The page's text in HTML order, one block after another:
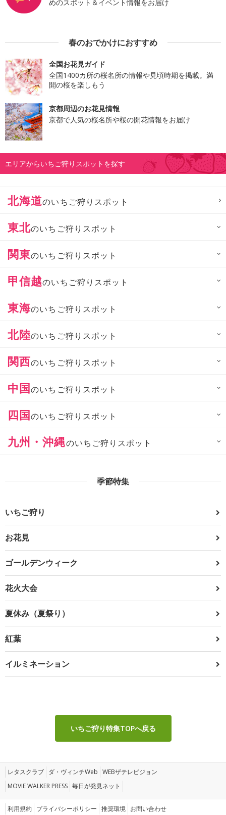
めのスポット＆イベント情報をお届け
春のおでかけにおすすめ
全国お花見ガイド
全国1400カ所の桜名所の情報や見頃時期を掲載。満
開の桜を楽しもう
京都周辺のお花見情報
京都で人気の桜名所や桜の開花情報をお届け
エリアからいちご狩りスポットを探す
北海道のいちご狩りスポット
東北のいちご狩りスポット
関東のいちご狩りスポット
甲信越のいちご狩りスポット
東海のいちご狩りスポット
北陸のいちご狩りスポット
関西のいちご狩りスポット
中国のいちご狩りスポット
四国のいちご狩りスポット
九州・沖縄のいちご狩りスポット
季節特集
いちご狩り
お花見
ゴールデンウィーク
花火大会
夏休み（夏祭り）
紅葉
イルミネーション
いちご狩り特集TOPへ戻る
レタスクラブ ダ・ヴィンチWeb WEBザテレビジョン
MOVIE WALKER PRESS 毎日が発見ネット
利用規約 プライバシーポリシー 推奨環境 お問い合わせ